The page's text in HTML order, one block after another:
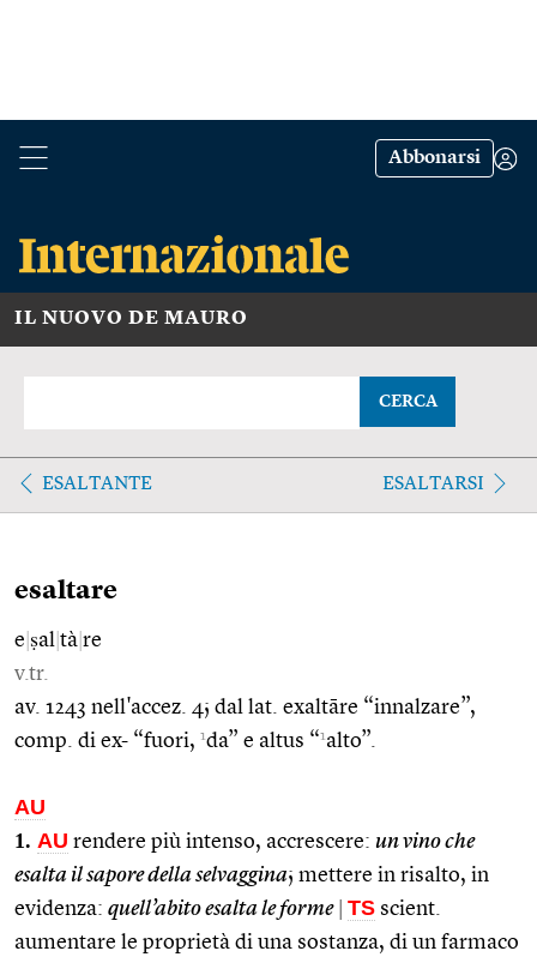
Abbonarsi
IL NUOVO DE MAURO
CERCA
ESALTANTE ESALTARSI
esaltare
e ṣal tà re
v.tr.
av. 1243 nell'accez. 4; dal lat. exaltāre “innalzare”,
comp. di ex- “fuori, 1da” e altus “1alto”.
AU
1. AU rendere più intenso, accrescere: un vino che
esalta il sapore della selvaggina; mettere in risalto, in
evidenza: quell’abito esalta le forme TS scient.
aumentare le proprietà di una sostanza, di un farmaco